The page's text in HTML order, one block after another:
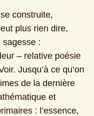
construite,
plus rien dire,
sagesse :
– relative poésie
Jusqu’à ce qu’on
de la dernière
et
: l’essence,